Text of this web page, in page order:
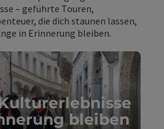
– geführte Touren,
die dich staunen lassen,
in Erinnerung bleiben.
bleiben